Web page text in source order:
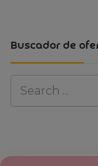
Buscador de